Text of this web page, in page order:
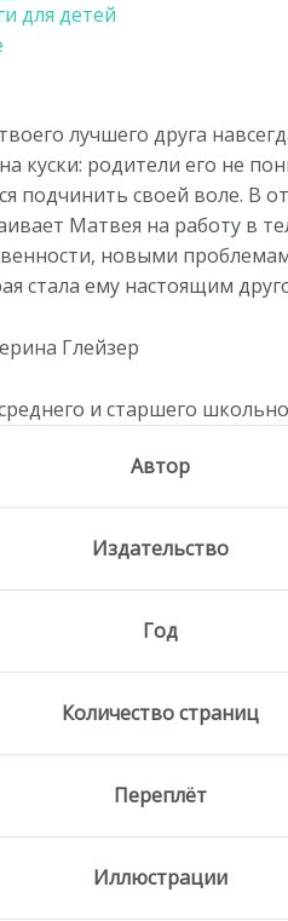
для детей
лучшего друга
куски: родители его не
подчинить своей воле. В
Матвея на работу в
новыми
стала ему настоящим
Глейзер
и старшего
Автор
Издательство
Год
Количество страниц
Переплёт
Иллюстрации